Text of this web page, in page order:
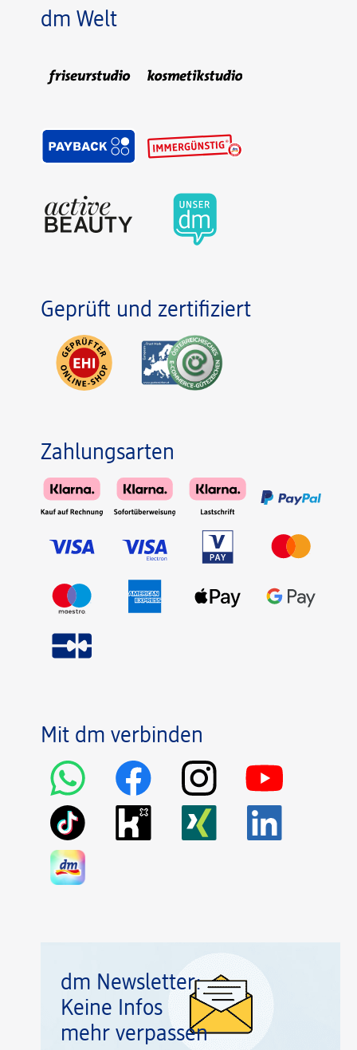
dm Welt
Geprüft und zertifiziert
Zahlungsarten
Mit dm verbinden
dm Newsletter:
Keine Infos
mehr verpassen